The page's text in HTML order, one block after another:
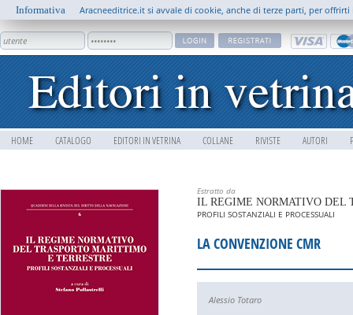
HOME CATALOGO EDITORI IN VETRINA COLLANE RIVISTE AUTORI
Informativa Aracneeditrice.it si avvale di cookie, anche di terze parti, per
Estratto da
IL REGIME NORMATIVO DEL
PROFILI SOSTANZIALI E PROCESSUALI
LA CONVENZIONE CMR
Alessio Totaro